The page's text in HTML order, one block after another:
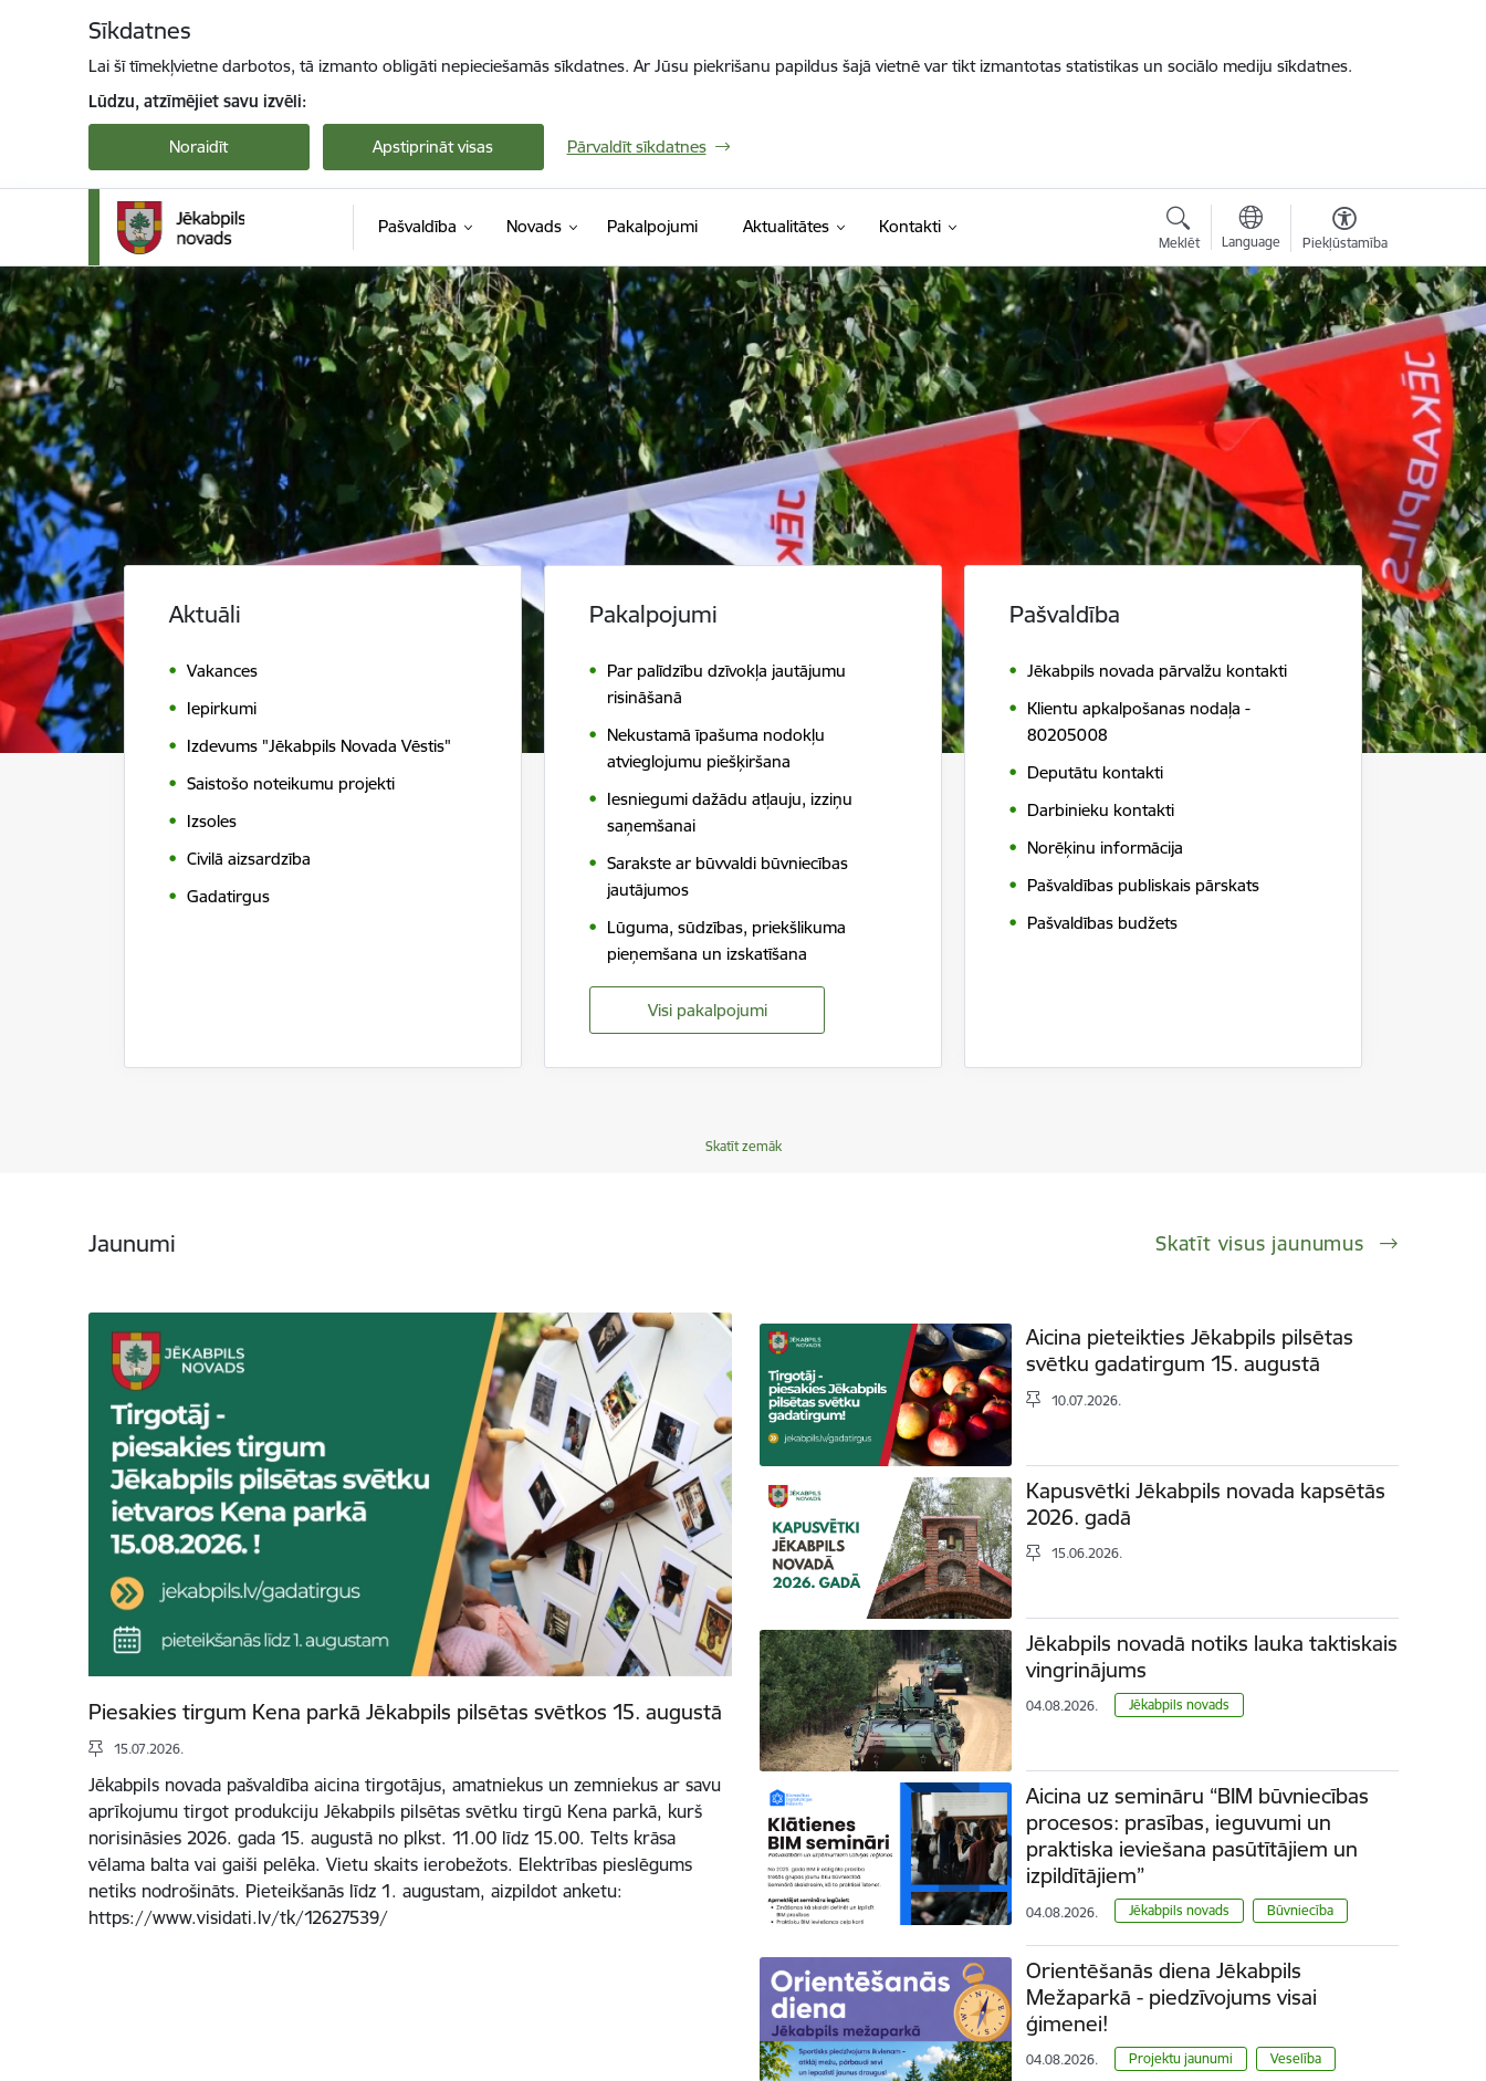
Sīkdatnes
Lai šī tīmekļvietne darbotos, tā izmanto obligāti nepieciešamās sīkdatnes. Ar Jūsu piekrišanu papildus šajā vietnē var tikt izmantotas statistikas un sociālo mediju sīkdatnes.
Lūdzu, atzīmējiet savu izvēli:
Noraidīt Apstiprināt visas Pārvaldīt sīkdatnes
Pašvaldība Novads Pakalpojumi Aktualitātes Kontakti
Meklēt Language Piekļūstamība
Jekabpils novada pašvaldība
Aktuāli
Vakances
Iepirkumi
Izdevums "Jēkabpils Novada Vēstis"
Saistošo noteikumu projekti
Izsoles
Civilā aizsardzība
Gadatirgus
Pakalpojumi
Par palīdzību dzīvokļa jautājumu
risināšanā
Nekustamā īpašuma nodokļu
atvieglojumu piešķiršana
Iesniegumi dažādu atļauju, izziņu
saņemšanai
Sarakste ar būvvaldi būvniecības
jautājumos
Lūguma, sūdzības, priekšlikuma
pieņemšana un izskatīšana
Visi pakalpojumi
Pašvaldība
Jēkabpils novada pārvalžu kontakti
Klientu apkalpošanas nodaļa -
80205008
Deputātu kontakti
Darbinieku kontakti
Norēķinu informācija
Pašvaldības publiskais pārskats
Pašvaldības budžets
Skatīt zemāk
Jaunumi Skatīt visus jaunumus
Piesakies tirgum Kena parkā Jēkabpils pilsētas svētkos 15. augustā
15.07.2026.
Jēkabpils novada pašvaldība aicina tirgotājus, amatniekus un zemniekus ar savu
aprīkojumu tirgot produkciju Jēkabpils pilsētas svētku tirgū Kena parkā, kurš
norisināsies 2026. gada 15. augustā no plkst. 11.00 līdz 15.00. Telts krāsa
vēlama balta vai gaiši pelēka. Vietu skaits ierobežots. Elektrības pieslēgums
netiks nodrošināts. Pieteikšanās līdz 1. augustam, aizpildot anketu:
https://www.visidati.lv/tk/12627539/
Aicina pieteikties Jēkabpils pilsētas
svētku gadatirgum 15. augustā
10.07.2026.
Kapusvētki Jēkabpils novada kapsētās
2026. gadā
15.06.2026.
Jēkabpils novadā notiks lauka taktiskais
vingrinājums
04.08.2026. Jēkabpils novads
Aicina uz semināru “BIM būvniecības
procesos: prasības, ieguvumi un
praktiska ieviešana pasūtītājiem un
izpildītājiem”
04.08.2026. Jēkabpils novads Būvniecība
Orientēšanās diena Jēkabpils
Mežaparkā - piedzīvojums visai
ģimenei!
04.08.2026. Projektu jaunumi Veselība